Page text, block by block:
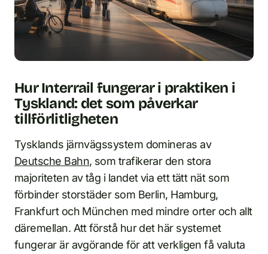
Hur Interrail fungerar i praktiken i
Tyskland: det som påverkar
tillförlitligheten
Tysklands järnvägssystem domineras av
Deutsche Bahn, som trafikerar den stora
majoriteten av tåg i landet via ett tätt nät som
förbinder storstäder som Berlin, Hamburg,
Frankfurt och München med mindre orter och allt
däremellan. Att förstå hur det här systemet
fungerar är avgörande för att verkligen få valuta